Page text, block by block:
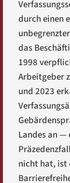
durch einen
das
1998
Arbeitgeber
und 2023
Landes an
nicht hat, ist